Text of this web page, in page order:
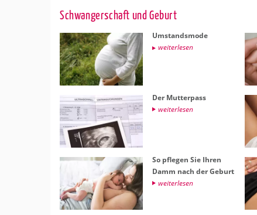
Schwan­ger­schaft und Ge­burt
Um­stands­mo­de
wei­ter­le­sen
Der Mut­ter­pass
wei­ter­le­sen
So pfle­gen Sie Ihren
Damm nach der Ge­burt
wei­ter­le­sen